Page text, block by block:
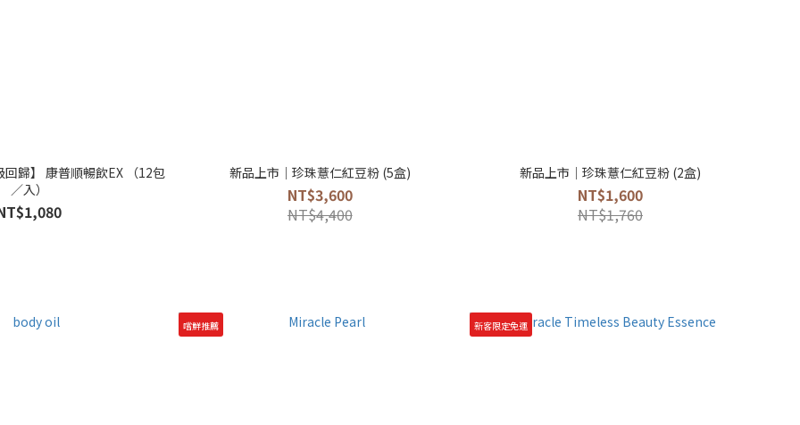
歸】 康普順暢飲EX （12包
／入）
新品上市｜珍珠薏仁紅豆粉 (5盒)
NT$3,600
NT$4,400
新品上市｜珍珠薏仁紅豆粉 (2盒)
NT$1,600
NT$1,760
嚐鮮推薦 新客限定免運